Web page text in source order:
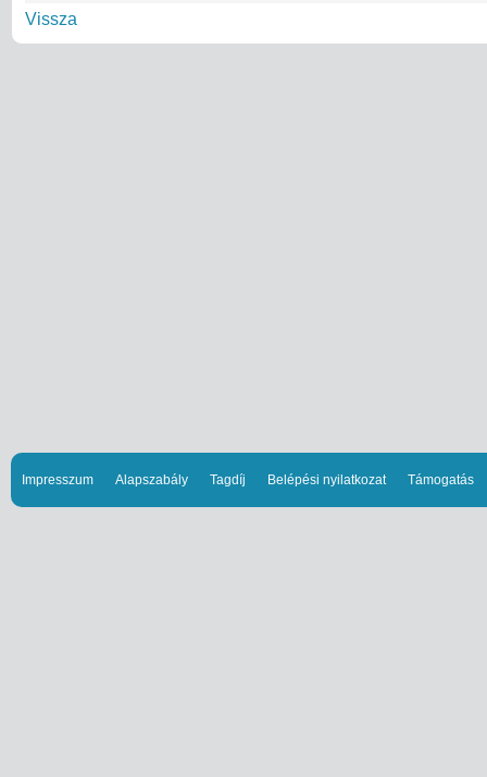
Vissza
Impresszum Alapszabály Tagdíj Belépési nyilatkozat Támogatás